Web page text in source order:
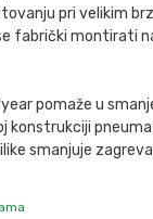
pri velikim
fabrički montirati
pomaže u
konstrukciji
smanjuje